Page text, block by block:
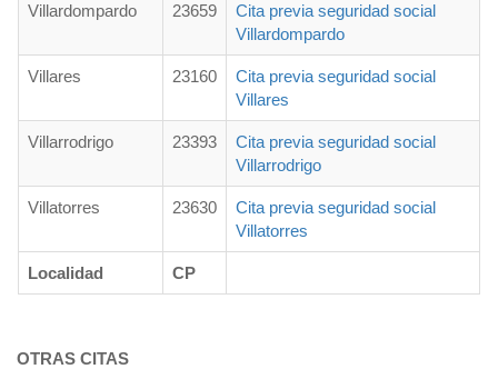
Villardompardo 23659
Cita previa seguridad social
Villardompardo
Villares 23160
Cita previa seguridad social
Villares
Villarrodrigo 23393
Cita previa seguridad social
Villarrodrigo
Villatorres 23630
Cita previa seguridad social
Villatorres
Localidad CP
OTRAS CITAS